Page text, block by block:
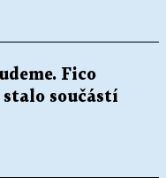
Fico
stalo součástí